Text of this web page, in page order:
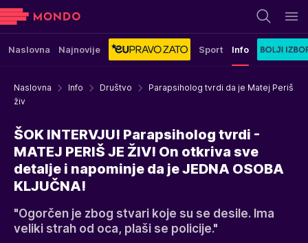
Naslovna Najnovije Sport Info
Naslovna Info Društvo
Parapsiholog tvrdi da je Matej Periš
živ
ŠOK INTERVJU! Parapsiholog tvrdi -
MATEJ PERIŠ JE ŽIV! On otkriva sve
detalje i napominje da je JEDNA OSOBA
KLJUČNA!
"Ogorčen je zbog stvari koje su se desile. Ima
veliki strah od oca, plaši se policije."